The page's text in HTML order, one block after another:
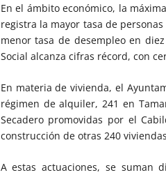
En el ámbito económico, la
registra la mayor tasa de
menor tasa de desempleo en
Social alcanza cifras récord, con
En materia de vivienda, el
régimen de alquiler, 241 en
Secadero promovidas por el
construcción de otras 240
A estas actuaciones, se suman